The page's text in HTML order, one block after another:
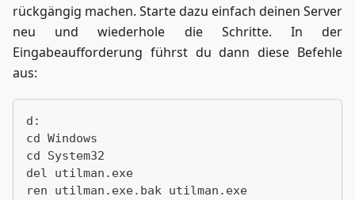
rückgängig machen. Starte dazu einfach deinen Server
neu und wiederhole die Schritte. In der
Eingabeaufforderung führst du dann diese Befehle
aus:
d:
cd Windows
cd System32
del utilman.exe
ren utilman.exe.bak utilman.exe